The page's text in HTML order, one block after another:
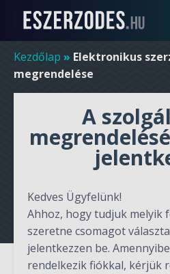
Kezdőlap » Elektronikus
megrendelése
A
Kedves Ügyfelünk!
Ahhoz, hogy tudjuk melyik
szeretne csomagot
jelentkezzen be.
rendelkezik fiókkal, kérjük